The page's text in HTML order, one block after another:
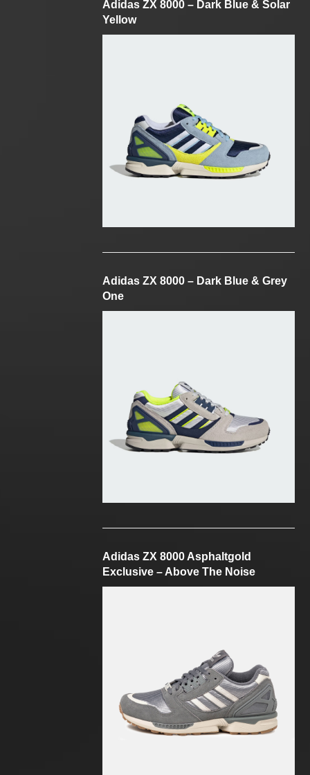
Adidas ZX 8000 – Dark Blue & Solar
Yellow
Adidas ZX 8000 – Dark Blue & Grey
One
Adidas ZX 8000 Asphaltgold
Exclusive – Above The Noise